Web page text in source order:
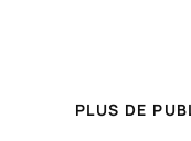
PLUS DE